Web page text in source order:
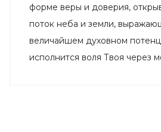
форме веры и доверия,
поток неба и земли,
величайшем духовном
исполнится воля Твоя через